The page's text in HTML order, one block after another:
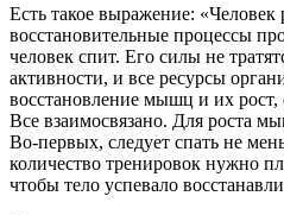
Есть такое выражение: «Человек
восстановительные процессы
человек спит. Его силы не
активности, и все ресурсы
восстановление мышц и их рост,
Все взаимосвязано. Для роста
Во-первых, следует спать не
количество тренировок нужно
чтобы тело успевало